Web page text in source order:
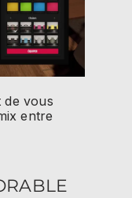
de vous
entre